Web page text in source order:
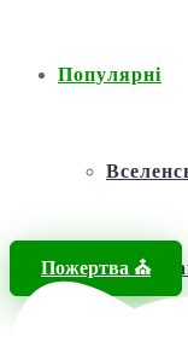
Популярні
Фонд
Пожертва ⛪️